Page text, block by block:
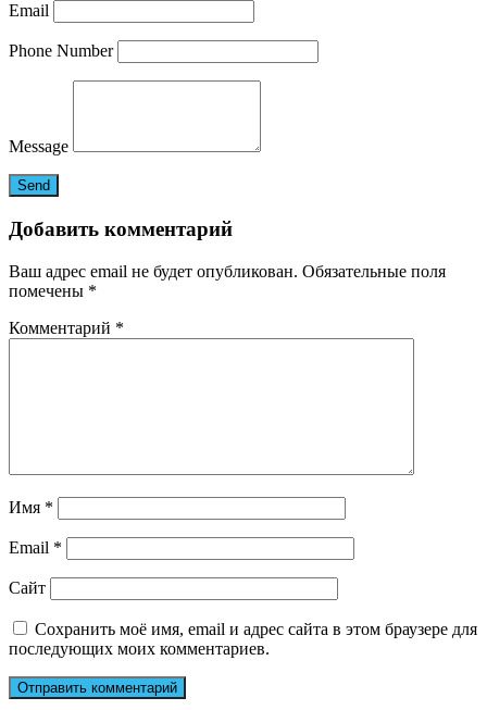
Email
Phone Number
Message
Добавить комментарий
Ваш адрес email не будет опубликован. Обязательные поля
помечены *
Комментарий *
Имя *
Email *
Сайт
Сохранить моё имя, email и адрес сайта в этом браузере для
последующих моих комментариев.